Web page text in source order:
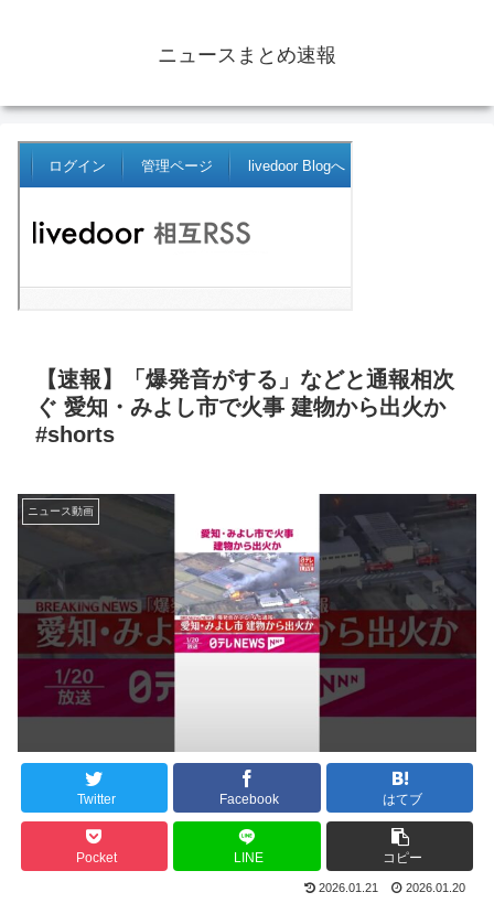
ニュースまとめ速報
【速報】「爆発音がする」などと通報相次
ぐ 愛知・みよし市で火事 建物から出火か
#shorts
ニュース動画
Twitter Facebook はてブ
Pocket LINE コピー
2026.01.21 2026.01.20